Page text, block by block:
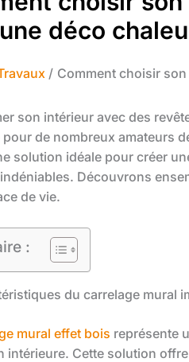
déco
Comment choisir
son intérieur avec des
pour de nombreux amateurs
solution idéale pour créer
Découvrons
de vie.
:
du carrelage mural
mural effet bois représente
intérieure. Cette solution